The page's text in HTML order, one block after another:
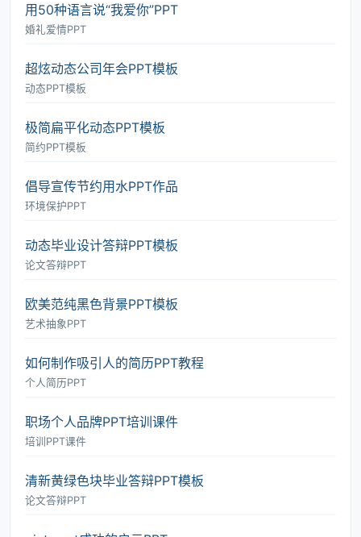
用50种语言说“我爱你”PPT
婚礼爱情PPT
超炫动态公司年会PPT模板
动态PPT模板
极简扁平化动态PPT模板
简约PPT模板
倡导宣传节约用水PPT作品
环境保护PPT
动态毕业设计答辩PPT模板
论文答辩PPT
欧美范纯黑色背景PPT模板
艺术抽象PPT
如何制作吸引人的简历PPT教程
个人简历PPT
职场个人品牌PPT培训课件
培训PPT课件
清新黄绿色块毕业答辩PPT模板
论文答辩PPT